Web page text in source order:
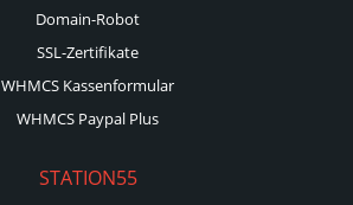
Domain-Robot
SSL-Zertifikate
WHMCS Kassenformular
WHMCS Paypal Plus
STATION55